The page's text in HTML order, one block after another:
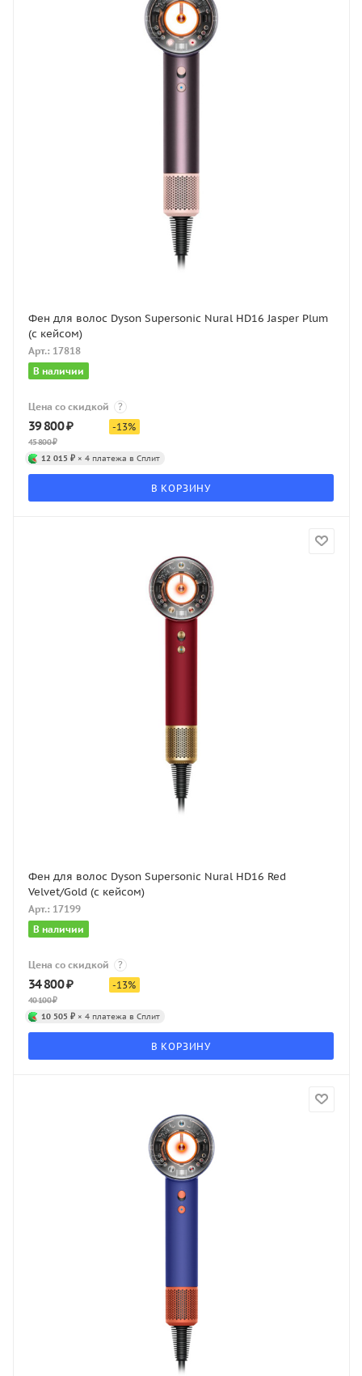
Фен для волос Dyson Supersonic Nural HD16 Jasper Plum
(с кейсом)
Арт.: 17818
В наличии
Цена со скидкой ?
39 800₽
45 800₽
-13%
12 015 ₽ × 4 платежа в Сплит
В КОРЗИНУ
Фен для волос Dyson Supersonic Nural HD16 Red
Velvet/Gold (с кейсом)
Арт.: 17199
В наличии
Цена со скидкой ?
34 800₽
40 100₽
-13%
10 505 ₽ × 4 платежа в Сплит
В КОРЗИНУ